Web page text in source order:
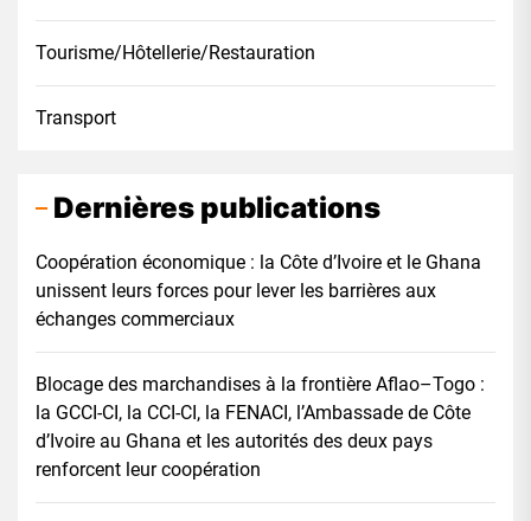
Tourisme/Hôtellerie/Restauration
Transport
Dernières publications
Coopération économique : la Côte d’Ivoire et le Ghana
unissent leurs forces pour lever les barrières aux
échanges commerciaux
Blocage des marchandises à la frontière Aflao–Togo :
la GCCI-CI, la CCI-CI, la FENACI, l’Ambassade de Côte
d’Ivoire au Ghana et les autorités des deux pays
renforcent leur coopération